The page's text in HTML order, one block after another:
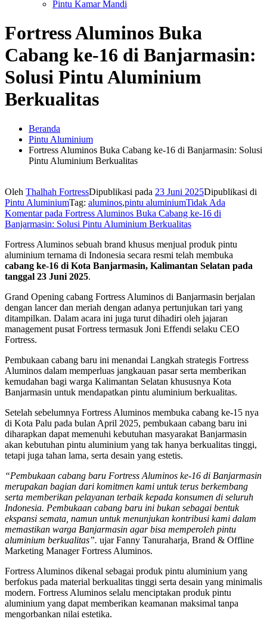
Pintu Kamar Mandi
Fortress Aluminos Buka
Cabang ke-16 di Banjarmasin:
Solusi Pintu Aluminium
Berkualitas
Beranda
Pintu Aluminium
Fortress Aluminos Buka Cabang ke-16 di Banjarmasin: Solusi
Pintu Aluminium Berkualitas
Oleh Thalhah FortressDipublikasi pada 23 Juni 2025Dipublikasi di
Pintu AluminiumTag: aluminos,pintu aluminiumTidak Ada
Komentarpada Fortress Aluminos Buka Cabang ke-16 di
Banjarmasin: Solusi Pintu Aluminium Berkualitas
Fortress Aluminos sebuah brand khusus menjual produk pintu
aluminium ternama di Indonesia secara resmi telah membuka
cabang ke-16 di Kota Banjarmasin, Kalimantan Selatan pada
tanggal 23 Juni 2025.
Grand Opening cabang Fortress Aluminos di Banjarmasin berjalan
dengan lancer dan meriah dengan adanya pertunjukan tari yang
ditampilkan. Dalam acara ini juga turut dihadiri oleh jajaran
management pusat Fortress termasuk Joni Effendi selaku CEO
Fortress.
Pembukaan cabang baru ini menandai Langkah strategis Fortress
Aluminos dalam memperluas jangkauan pasar serta memberikan
kemudahan bagi warga Kalimantan Selatan khususnya Kota
Banjarmasin untuk mendapatkan pintu aluminium berkualitas.
Setelah sebelumnya Fortress Aluminos membuka cabang ke-15 nya
di Kota Palu pada bulan April 2025, pembukaan cabang baru ini
diharapkan dapat memenuhi kebutuhan masyarakat Banjarmasin
akan kebutuhan pintu aluminium yang tak hanya berkualitas tinggi,
tetapi juga tahan lama, serta desain yang estetis.
“Pembukaan cabang baru Fortress Aluminos ke-16 di Banjarmasin
merupakan bagian dari komitmen kami untuk terus berkembang
serta memberikan pelayanan terbaik kepada konsumen di seluruh
Indonesia. Pembukaan cabang baru ini bukan sebagai bentuk
ekspansi semata, namun untuk menunjukan kontribusi kami dalam
memastikan warga Banjarmasin agar bisa memperoleh pintu
aluminium berkualitas”. ujar Fanny Tanuraharja, Brand & Offline
Marketing Manager Fortress Aluminos.
Fortress Aluminos dikenal sebagai produk pintu aluminium yang
berfokus pada material berkualitas tinggi serta desain yang minimalis
modern. Fortress Aluminos selalu menciptakan produk pintu
aluminium yang dapat memberikan keamanan maksimal tanpa
mengorbankan nilai estetika.